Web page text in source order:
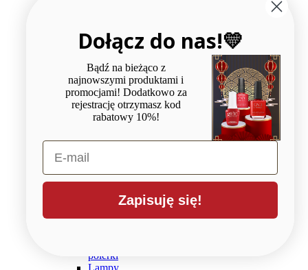
Brisa
Akryle
Retention+
liquid
akrylowe
CND
Perfect
pudry
szablony
Akcesoria
przybory
polerki
Dołącz do nas!💛
Bądź na bieżąco z
najnowszymi produktami i
promocjami! Dodatkowo za
rejestrację otrzymasz kod
rabatowy 10%!
E-mail
Zapisuję się!